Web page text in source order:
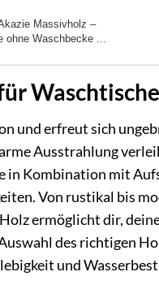
Massivholz –
ohne Waschbecke ...
Waschtische
und erfreut sich
Ausstrahlung
in Kombination mit
Von rustikal bis
ermöglicht dir,
des richtigen
und